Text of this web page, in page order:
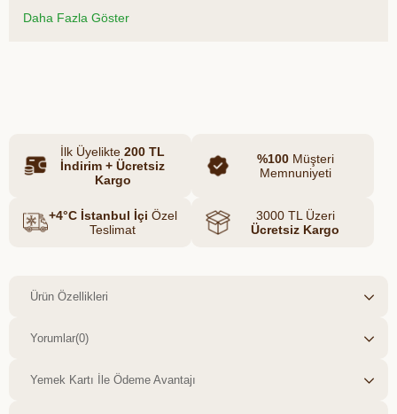
içerikleri sayesinde emzik, biberon ve
standardına göre sertifikalandırılmıştır.
Hassas bebek kullanımına uygun
veya tat bırakmaz. Dermatolojik olarak
test edilmiş olup cildi tahriş etmez,
Daha Fazla Göster
İlk Üyelikte 200 TL
İndirim + Ücretsiz
Kargo
%100Müşteri
Memnuniyeti
+4°C İstanbul İçi Özel
Teslimat
3000 TL Üzeri
Ücretsiz Kargo
Ürün Özellikleri
Yorumlar(0)
Yemek Kartı İle Ödeme Avantajı